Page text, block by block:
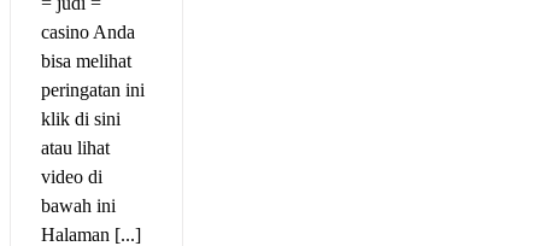
casino Anda
bisa melihat
peringatan ini
klik di sini
atau lihat
video di
bawah ini
Halaman [...]